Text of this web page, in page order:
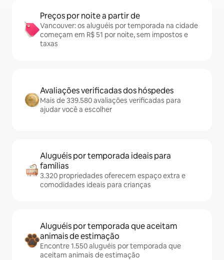
Preços por noite a partir de
Vancouver: os aluguéis por temporada na cidade
começam em R$ 51 por noite, sem impostos e
taxas
Avaliações verificadas dos hóspedes
Mais de 339.580 avaliações verificadas para
ajudar você a escolher
Aluguéis por temporada ideais para
famílias
3.320 propriedades oferecem espaço extra e
comodidades ideais para crianças
Aluguéis por temporada que aceitam
animais de estimação
Encontre 1.550 aluguéis por temporada que
aceitam animais de estimação